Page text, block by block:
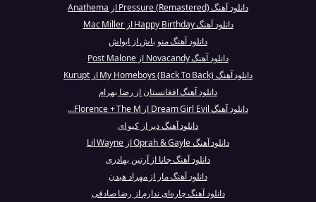
دانلود آهنگ Pressure (Remastered) از Anathema
دانلود آهنگ Happy Birthday از Mac Miller
دانلود آهنگ منو باش از ایواش
دانلود آهنگ Novacandy از Post Malone
دانلود آهنگ My Homeboys (Back To Back) از Kurupt
دانلود آهنگ افغانستان از رضا بهرام
دانلود آهنگ Dream Girl Evil از Florence + The M...
دانلود آهنگ دیر از کیو ای
دانلود آهنگ Oprah & Gayle از Lil Wayne
دانلود آهنگ جانا از آرتین بهادری
دانلود آهنگ مار از مهراد هیدن
دانلود آهنگ چاره‌ای ندارم از رضا صادقی